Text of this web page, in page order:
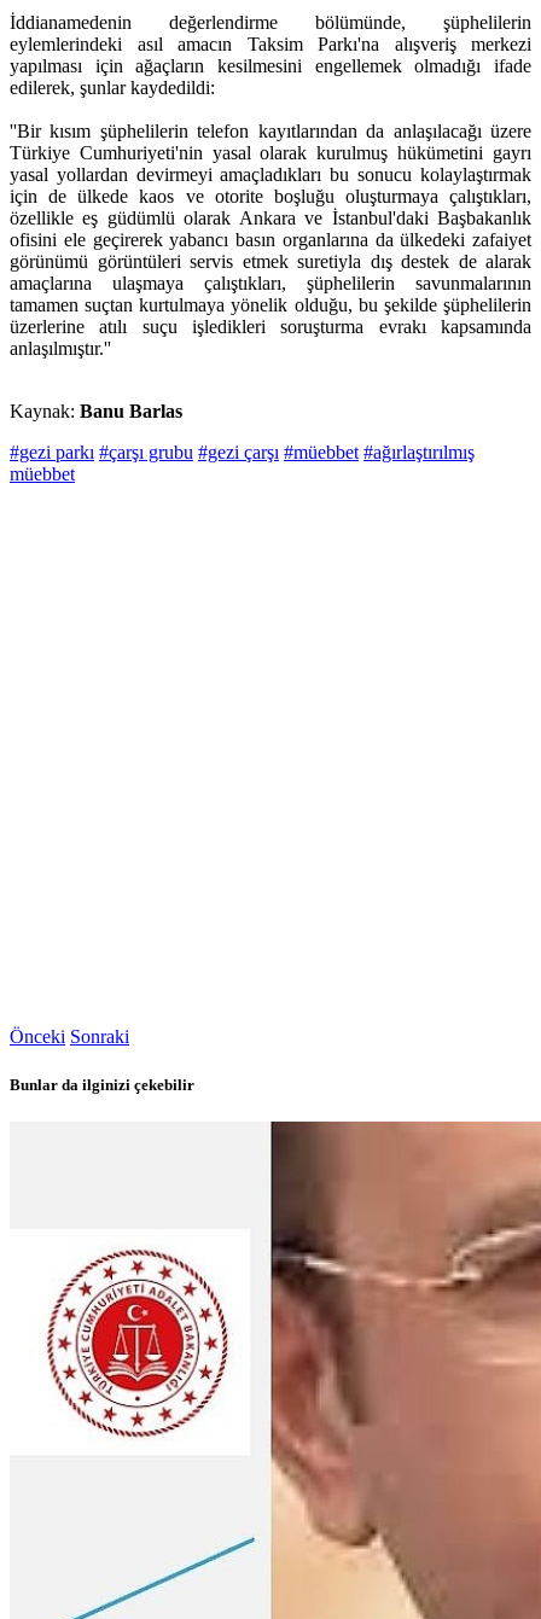
İddianamedenin değerlendirme bölümünde, şüphelilerin
eylemlerindeki asıl amacın Taksim Parkı'na alışveriş merkezi
yapılması için ağaçların kesilmesini engellemek olmadığı ifade
edilerek, şunlar kaydedildi:
''Bir kısım şüphelilerin telefon kayıtlarından da anlaşılacağı üzere
Türkiye Cumhuriyeti'nin yasal olarak kurulmuş hükümetini gayrı
yasal yollardan devirmeyi amaçladıkları bu sonucu kolaylaştırmak
için de ülkede kaos ve otorite boşluğu oluşturmaya çalıştıkları,
özellikle eş güdümlü olarak Ankara ve İstanbul'daki Başbakanlık
ofisini ele geçirerek yabancı basın organlarına da ülkedeki zafaiyet
görünümü görüntüleri servis etmek suretiyla dış destek de alarak
amaçlarına ulaşmaya çalıştıkları, şüphelilerin savunmalarının
tamamen suçtan kurtulmaya yönelik olduğu, bu şekilde şüphelilerin
üzerlerine atılı suçu işledikleri soruşturma evrakı kapsamında
anlaşılmıştır.''
Kaynak: Banu Barlas
#gezi parkı #çarşı grubu #gezi çarşı #müebbet #ağırlaştırılmış
müebbet
Önceki Sonraki
Bunlar da ilginizi çekebilir